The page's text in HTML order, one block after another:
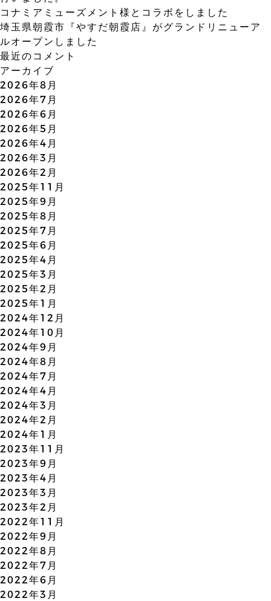
ン
コナミアミューズメント様とコラボをしました
埼玉県朝霞市『やすだ朝霞店』がグランドリニューア
ルオープンしました
最近のコメント
アーカイブ
2026年8月
2026年7月
2026年6月
2026年5月
2026年4月
2026年3月
2026年2月
2025年11月
2025年9月
2025年8月
2025年7月
2025年6月
2025年4月
2025年3月
2025年2月
2025年1月
2024年12月
2024年10月
2024年9月
2024年8月
2024年7月
2024年4月
2024年3月
2024年2月
2024年1月
2023年11月
2023年9月
2023年4月
2023年3月
2023年2月
2022年11月
2022年9月
2022年8月
2022年7月
2022年6月
2022年3月